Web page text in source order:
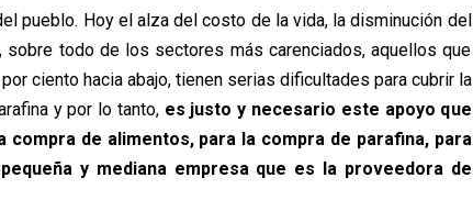
pueblo. Hoy el alza del costo de la vida, la disminución del
todo de los sectores más carenciados, aquellos que
ciento hacia abajo, tienen serias dificultades para cubrir la
y por lo tanto, es justo y necesario este apoyo que
compra de alimentos, para la compra de parafina, para
y mediana empresa que es la proveedora de